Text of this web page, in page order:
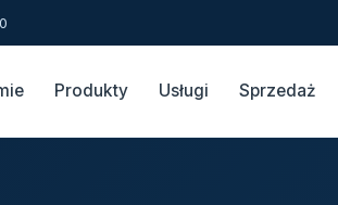
Produkty Usługi Sprzedaż